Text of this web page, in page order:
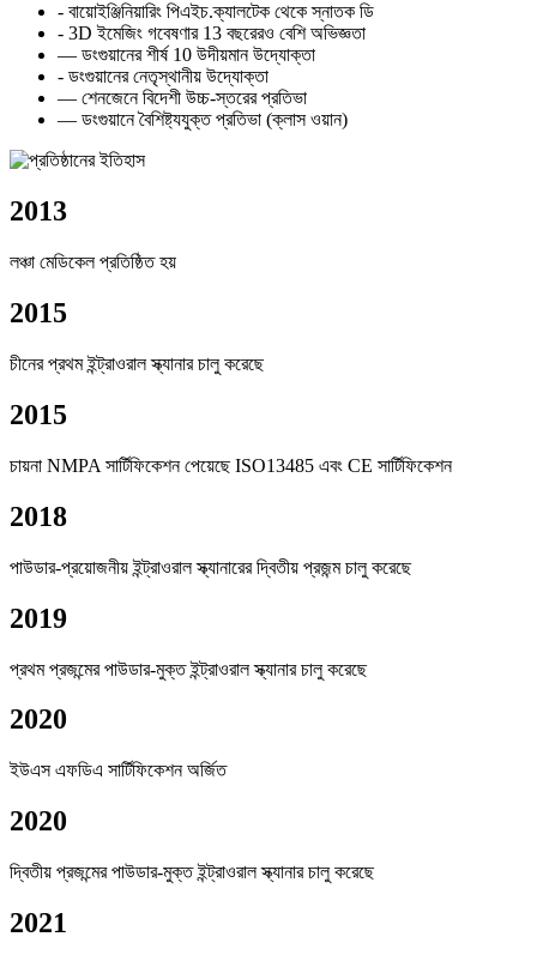
- বায়োইঞ্জিনিয়ারিং পিএইচ.ক্যালটেক থেকে স্নাতক ডি
- 3D ইমেজিং গবেষণার 13 বছরেরও বেশি অভিজ্ঞতা
— ডংগুয়ানের শীর্ষ 10 উদীয়মান উদ্যোক্তা
- ডংগুয়ানের নেতৃস্থানীয় উদ্যোক্তা
— শেনজেনে বিদেশী উচ্চ-স্তরের প্রতিভা
— ডংগুয়ানে বৈশিষ্ট্যযুক্ত প্রতিভা (ক্লাস ওয়ান)
2013
লঞ্চা মেডিকেল প্রতিষ্ঠিত হয়
2015
চীনের প্রথম ইন্ট্রাওরাল স্ক্যানার চালু করেছে
2015
চায়না NMPA সার্টিফিকেশন পেয়েছে ISO13485 এবং CE সার্টিফিকেশন
2018
পাউডার-প্রয়োজনীয় ইন্ট্রাওরাল স্ক্যানারের দ্বিতীয় প্রজন্ম চালু করেছে
2019
প্রথম প্রজন্মের পাউডার-মুক্ত ইন্ট্রাওরাল স্ক্যানার চালু করেছে
2020
ইউএস এফডিএ সার্টিফিকেশন অর্জিত
2020
দ্বিতীয় প্রজন্মের পাউডার-মুক্ত ইন্ট্রাওরাল স্ক্যানার চালু করেছে
2021